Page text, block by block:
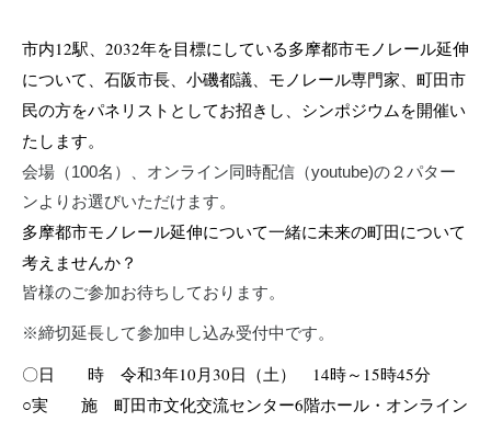
市内12駅、2032年を目標にしている多摩都市モノレール延伸
について、石阪市長、小磯都議、モノレール専門家、町田市
民の方をパネリストとしてお招きし、シンポジウムを開催い
たします。
会場（100名）、オンライン同時配信（youtube)の２パター
ンよりお選びいただけます。
多摩都市モノレール延伸について一緒に未来の町田について
考えませんか？
皆様のご参加お待ちしております。
※締切延長して参加申し込み受付中です。
〇日 時 令和3年10月30日（土） 14時～15時45分
○実 施 町田市文化交流センター6階ホール・オンライン